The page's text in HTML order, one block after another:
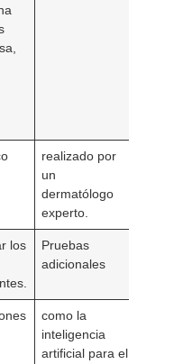
realizado por
un
dermatólogo
experto.
los
Pruebas
adicionales
como la
inteligencia
artificial para el